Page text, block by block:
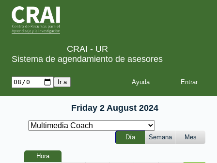
CRAI - UR
Sistema de agendamiento de asesores
Ayuda
Friday 2 August 2024
Día Semana Mes
Hora